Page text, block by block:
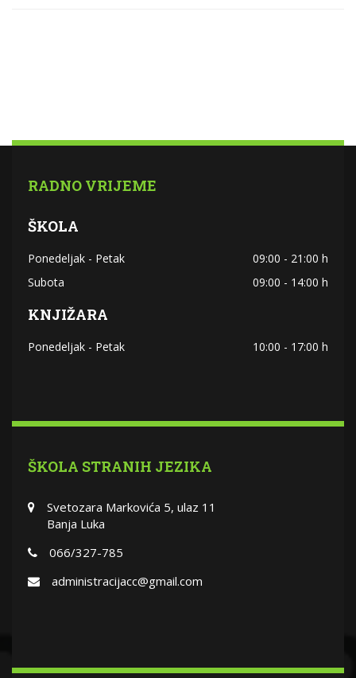
RADNO VRIJEME
ŠKOLA
Ponedeljak - Petak
09:00 - 21:00 h
Subota
09:00 - 14:00 h
KNJIŽARA
Ponedeljak - Petak 10:00 - 17:00 h
ŠKOLA STRANIH JEZIKA
Svetozara Markovića 5, ulaz 11
Banja Luka
066/327-785
administracijacc@gmail.com